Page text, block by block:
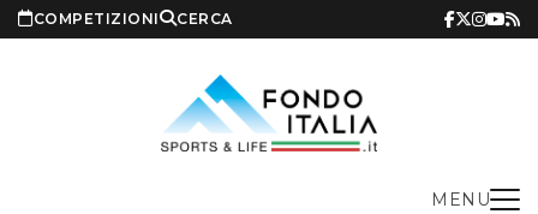
COMPETIZIONI CERCA
MENU